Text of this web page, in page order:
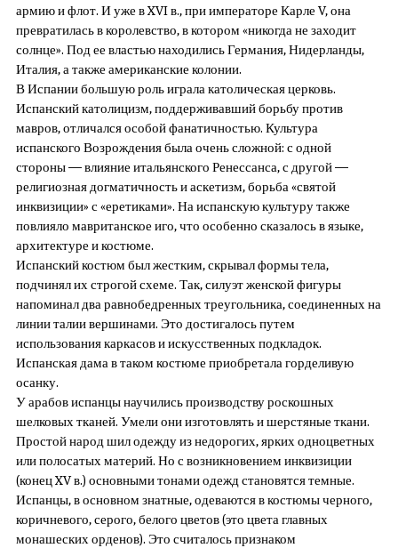
армию и флот. И уже в XVI в., при императоре Карле V, она
превратилась в королевство, в котором «никогда не заходит
солнце». Под ее властью находились Германия, Нидерланды,
Италия, а также американские колонии.
В Испании большую роль играла католическая церковь.
Испанский католицизм, поддерживавший борьбу против
мавров, отличался особой фанатичностью. Культура
испанского Возрождения была очень сложной: с одной
стороны — влияние итальянского Ренессанса, с другой —
религиозная догматичность и аскетизм, борьба «святой
инквизиции» с «еретиками». На испанскую культуру также
повлияло мавританское иго, что особенно сказалось в языке,
архитектуре и костюме.
Испанский костюм был жестким, скрывал формы тела,
подчинял их строгой схеме. Так, силуэт женской фигуры
напоминал два равнобедренных треугольника, соединенных на
линии талии вершинами. Это достигалось путем
использования каркасов и искусственных подкладок.
Испанская дама в таком костюме приобретала горделивую
осанку.
У арабов испанцы научились производству роскошных
шелковых тканей. Умели они изготовлять и шерстяные ткани.
Простой народ шил одежду из недорогих, ярких одноцветных
или полосатых материй. Но с возникновением инквизиции
(конец XV в.) основными тонами одежд становятся темные.
Испанцы, в основном знатные, одеваются в костюмы черного,
коричневого, серого, белого цветов (это цвета главных
монашеских орденов). Это считалось признаком